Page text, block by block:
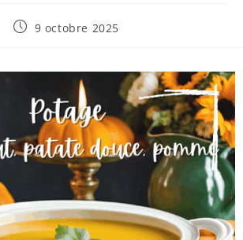
9 octobre 2025